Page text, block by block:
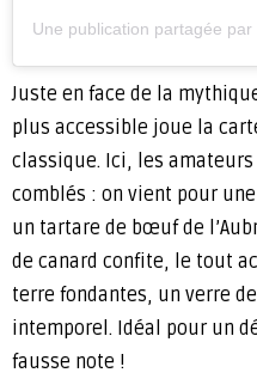
Une publication partagée
Juste en face de la
plus accessible joue la
classique. Ici, les
comblés : on vient pour
un tartare de bœuf de
de canard confite, le tout
terre fondantes, un verre
intemporel. Idéal pour un
fausse note !